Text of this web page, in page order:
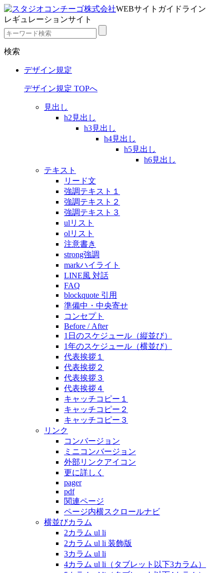
WEBサイトガイドライン
レギュレーションサイト
検索
デザイン規定
デザイン規定 TOPへ
見出し
h2見出し
h3見出し
h4見出し
h5見出し
h6見出し
テキスト
リード文
強調テキスト１
強調テキスト２
強調テキスト３
ulリスト
olリスト
注意書き
strong強調
markハイライト
LINE風 対話
FAQ
blockquote 引用
準備中・中央寄せ
コンセプト
Before / After
1日のスケジュール（縦並び）
1年のスケジュール（横並び）
代表挨拶１
代表挨拶２
代表挨拶３
代表挨拶４
キャッチコピー１
キャッチコピー２
キャッチコピー３
リンク
コンバージョン
ミニコンバージョン
外部リンクアイコン
更に詳しく
pager
pdf
関連ページ
ページ内横スクロールナビ
横並びカラム
2カラム ul li
2カラム ul li 装飾版
3カラム ul li
4カラム ul li（タブレット以下3カラム）